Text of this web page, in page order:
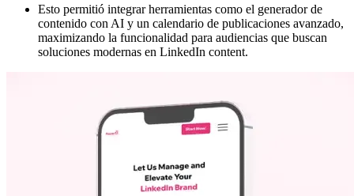
Esto permitió integrar herramientas como el generador de
contenido con AI y un calendario de publicaciones avanzado,
maximizando la funcionalidad para audiencias que buscan
soluciones modernas en LinkedIn content.